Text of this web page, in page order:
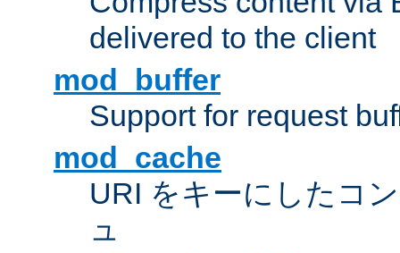
delivered to the client
mod_buffer
Support for request
mod_cache
URI をキーにしたコ
ュ